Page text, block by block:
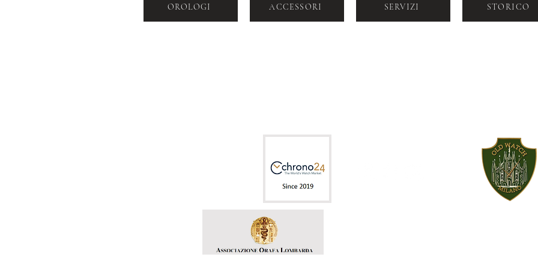
OROLOGI ACCESSORI SERVIZI STORICO